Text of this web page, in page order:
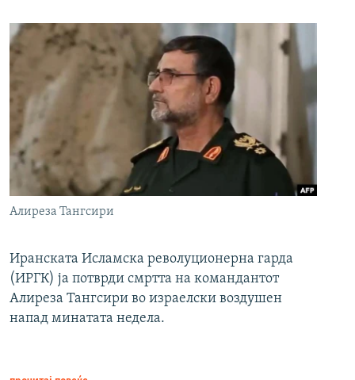
Алиреза Тангсири
Иранската Исламска револуционерна гарда
(ИРГК) ја потврди смртта на командантот
Алиреза Тангсири во израелски воздушен
напад минатата недела.